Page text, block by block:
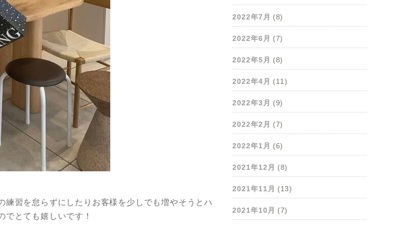
習を怠らずにしたりお客様を少しでも増やそうとハ
でとても嬉しいです！
2022年7月 (8)
2022年6月 (7)
2022年5月 (8)
2022年4月 (11)
2022年3月 (9)
2022年2月 (7)
2022年1月 (6)
2021年12月 (8)
2021年11月 (13)
2021年10月 (7)